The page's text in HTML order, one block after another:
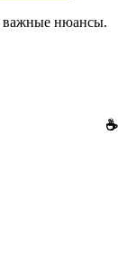
важные нюансы.